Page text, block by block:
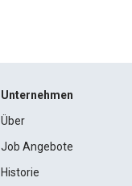
Unternehmen
Über
Job Angebote
Historie